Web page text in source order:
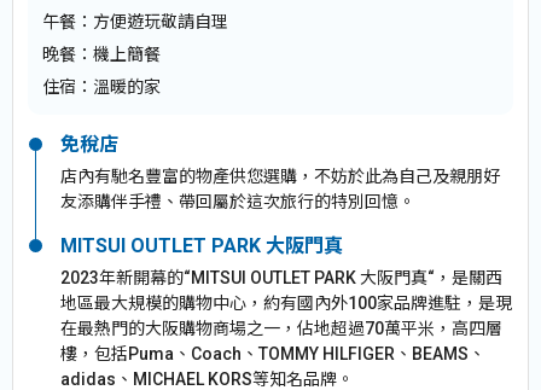
午餐： 方便遊玩敬請自理
晚餐： 機上簡餐
住宿： 溫暖的家
免稅店
店內有馳名豐富的物產供您選購，不妨於此為自己及親朋好
友添購伴手禮、帶回屬於這次旅行的特別回憶。
MITSUI OUTLET PARK 大阪門真
2023年新開幕的“MITSUI OUTLET PARK 大阪門真“，是關西
地區最大規模的購物中心，約有國內外100家品牌進駐，是現
在最熱門的大阪購物商場之一，佔地超過70萬平米，高四層
樓，包括Puma、Coach、TOMMY HILFIGER、BEAMS、
adidas、MICHAEL KORS等知名品牌。